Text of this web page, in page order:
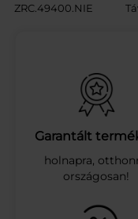
y
M
u
s
a
n
G
ZRC.49400.NIE
Garantált
holnapra,
országosan!